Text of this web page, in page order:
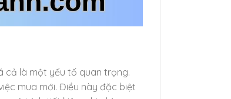
cả là một yếu tố quan trọng.
mua mới. Điều này đặc biệt